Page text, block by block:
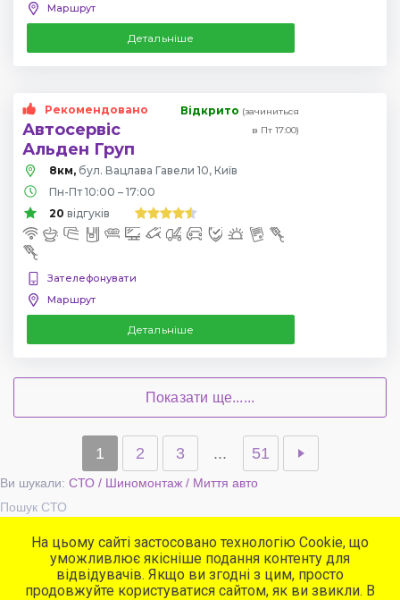
Маршрут
Детальніше
Рекомендовано
Автосервіс
Альден Груп
Відкрито (зачиниться
в Пт 17:00)
8км, бул. Вацлава Гавели 10, Київ
Пн-Пт 10:00 – 17:00
20 відгуків
Зателефонувати
Маршрут
Детальніше
Показати ще......
1 2 3 ... 51
Ви шукали: СТО / Шиномонтаж / Миття авто
Пошук СТО
Популярні сервіси
СТО
Автомийки
На цьому сайті застосовано технологію Cookie, що
уможливлює якісніше подання контенту для
відвідувачів. Якщо ви згодні з цим, просто
продовжуйте користуватися сайтом, як ви звикли. В